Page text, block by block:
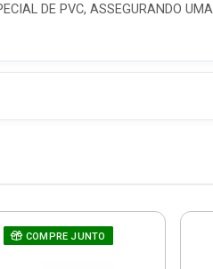
DE PVC, ASSEGURANDO
COMPRE JUNTO